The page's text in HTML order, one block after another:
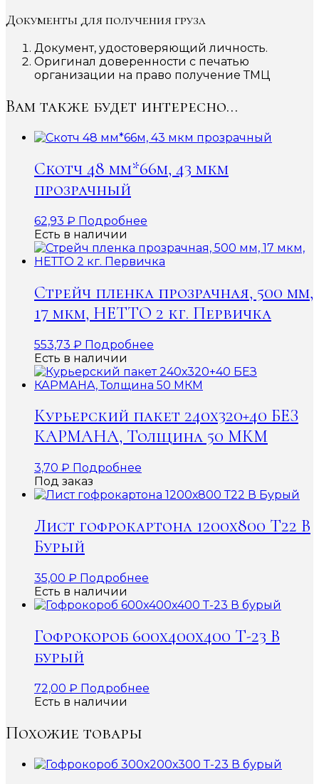
Документы для получения груза
Документ, удостоверяющий личность.
Оригинал доверенности с печатью
организации на право получение ТМЦ
Вам также будет интересно…
Скотч 48 мм*66м, 43 мкм
прозрачный
62,93 ₽ Подробнее
Есть в наличии
Стрейч пленка прозрачная, 500 мм,
17 мкм, НЕТТО 2 кг. Первичка
553,73 ₽ Подробнее
Есть в наличии
Курьерский пакет 240х320+40 БЕЗ
КАРМАНА, Толщина 50 МКМ
3,70 ₽ Подробнее
Под заказ
Лист гофрокартона 1200х800 Т22 В
Бурый
35,00 ₽ Подробнее
Есть в наличии
Гофрокороб 600x400x400 Т-23 В
бурый
72,00 ₽ Подробнее
Есть в наличии
Похожие товары